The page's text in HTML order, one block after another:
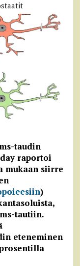
taudin
raportoi
mukaan siirre
)
tautiin.
eteneminen